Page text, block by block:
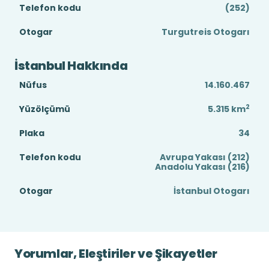
Telefon kodu
(252)
Otogar
Turgutreis Otogarı
İstanbul Hakkında
Nüfus
14.160.467
Yüzölçümü
5.315 km2
Plaka
34
Telefon kodu
Avrupa Yakası (212)
Anadolu Yakası (216)
Otogar
İstanbul Otogarı
Yorumlar, Eleştiriler ve Şikayetler